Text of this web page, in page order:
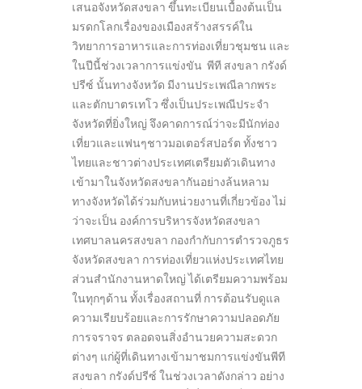
เสนอจังหวัดสงขลา ขึ้นทะเบียนเบื้องต้นเป็น
มรดกโลกเรื่องของเมืองสร้างสรรค์ใน
วิทยาการอาหารและการท่องเที่ยวชุมชน และ
ในปีนี้ช่วงเวลาการแข่งขัน พีที สงขลา กรังด์
ปรีซ์ นั้นทางจังหวัด มีงานประเพณีลากพระ
และตักบาตรเทโว ซึ่งเป็นประเพณีประจำ
จังหวัดที่ยิ่งใหญ่ จึงคาดการณ์ว่าจะมีนักท่อง
เที่ยวและแฟนๆชาวมอเตอร์สปอร์ต ทั้งชาว
ไทยและชาวต่างประเทศเตรียมตัวเดินทาง
เข้ามาในจังหวัดสงขลากันอย่างล้นหลาม
ทางจังหวัดได้ร่วมกับหน่วยงานที่เกี่ยวข้อง ไม่
ว่าจะเป็น องค์การบริหารจังหวัดสงขลา
เทศบาลนครสงขลา กองกำกับการตำรวจภูธร
จังหวัดสงขลา การท่องเที่ยวแห่งประเทศไทย
ส่วนสำนักงานหาดใหญ่ ได้เตรียมความพร้อม
ในทุกๆด้าน ทั้งเรื่องสถานที่ การต้อนรับดูแล
ความเรียบร้อยและการรักษาความปลอดภัย
การจราจร ตลอดจนสิ่งอำนวยความสะดวก
ต่างๆ แก่ผู้ที่เดินทางเข้ามาชมการแข่งขันพีที
สงขลา กรังด์ปรีซ์ ในช่วงเวลาดังกล่าว อย่าง